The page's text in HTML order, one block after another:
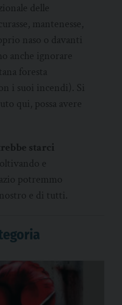
delle
mantenesse,
naso o davanti
anche ignorare
foresta
i suoi incendi). Si
qui, possa avere
starci
e
potremmo
e di tutti.